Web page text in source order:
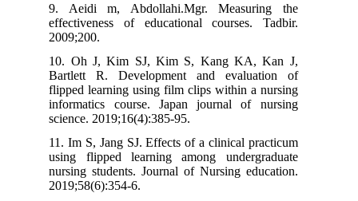
9. Aeidi m, Abdollahi.Mgr. Measuring the
effectiveness of educational courses. Tadbir.
2009;200.
10. Oh J, Kim SJ, Kim S, Kang KA, Kan J,
Bartlett R. Development and evaluation of
flipped learning using film clips within a nursing
informatics course. Japan journal of nursing
science. 2019;16(4):385-95.
11. Im S, Jang SJ. Effects of a clinical practicum
using flipped learning among undergraduate
nursing students. Journal of Nursing education.
2019;58(6):354-6.